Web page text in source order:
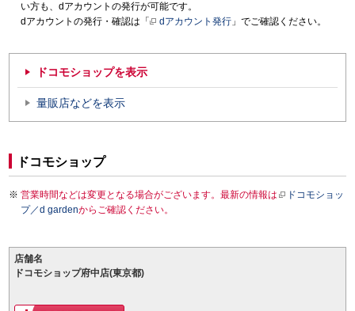
い方も、dアカウントの発行が可能です。
dアカウントの発行・確認は「
dアカウント発行 」でご確認ください。
ドコモショップを表示
量販店などを表示
ドコモショップ
営業時間などは変更となる場合がございます。最新の情報は
ドコモショッ
プ／d gardenからご確認ください。
店舗名
ドコモショップ府中店(東京都)